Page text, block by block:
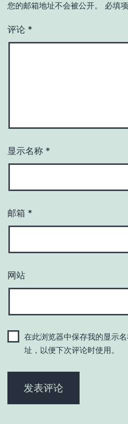
您的邮箱地址不会被公开。 必填
评论 *
显示名称 *
邮箱 *
网站
在此浏览器中保存我的显示
址，以便下次评论时使用。